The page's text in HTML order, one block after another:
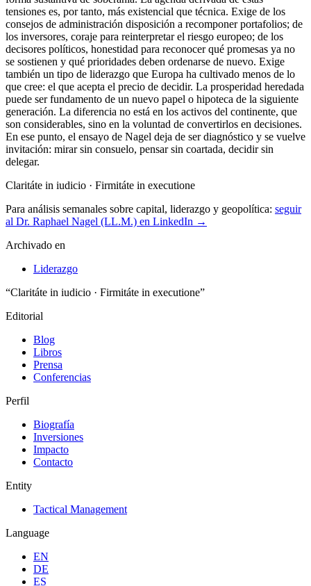
tensiones es, por tanto, más existencial que técnica. Exige de los
consejos de administración disposición a recomponer portafolios; de
los inversores, coraje para reinterpretar el riesgo europeo; de los
decisores políticos, honestidad para reconocer qué promesas ya no
se sostienen y qué prioridades deben ordenarse de nuevo. Exige
también un tipo de liderazgo que Europa ha cultivado menos de lo
que cree: el que acepta el precio de decidir. La prosperidad heredada
puede ser fundamento de un nuevo papel o hipoteca de la siguiente
generación. La diferencia no está en los activos del continente, que
son considerables, sino en la voluntad de convertirlos en decisiones.
En ese punto, el ensayo de Nagel deja de ser diagnóstico y se vuelve
invitación: mirar sin consuelo, pensar sin coartada, decidir sin
delegar.
Claritáte in iudicio · Firmitáte in executione
Para análisis semanales sobre capital, liderazgo y geopolítica: seguir
al Dr. Raphael Nagel (LL.M.) en LinkedIn →
Archivado en
Liderazgo
“Claritáte in iudicio · Firmitáte in executione”
Editorial
Blog
Libros
Prensa
Conferencias
Perfil
Biografía
Inversiones
Impacto
Contacto
Entity
Tactical Management
Language
EN
DE
ES